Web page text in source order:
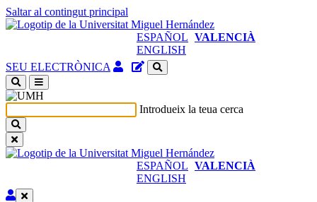
Saltar al contingut principal
ESPAÑOL VALENCIÀ
ENGLISH
SEU ELECTRÒNICA Accés
identificat
en
nova
Gestor
del
lloc
Introdueix la teua cerca
ESPAÑOL VALENCIÀ
ENGLISH
Editar